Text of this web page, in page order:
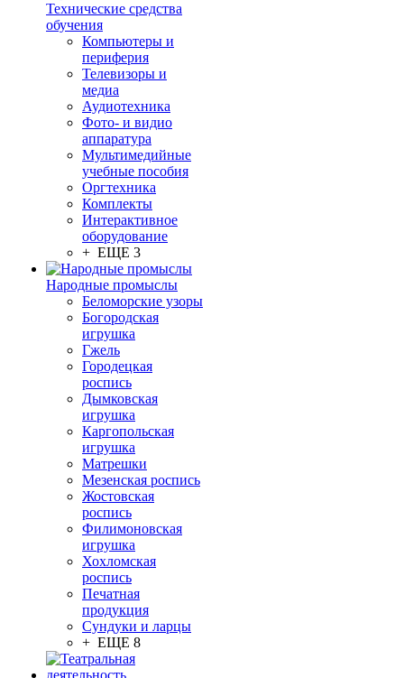
Технические средства
обучения
Компьютеры и
периферия
Телевизоры и
медиа
Аудиотехника
Фото- и видио
аппаратура
Мультимедийные
учебные пособия
Оргтехника
Комплекты
Интерактивное
оборудование
+ ЕЩЕ 3
Народные промыслы
Беломорские узоры
Богородская
игрушка
Гжель
Городецкая
роспись
Дымковская
игрушка
Каргопольская
игрушка
Матрешки
Мезенская роспись
Жостовская
роспись
Филимоновская
игрушка
Хохломская
роспись
Печатная
продукция
Сундуки и ларцы
+ ЕЩЕ 8